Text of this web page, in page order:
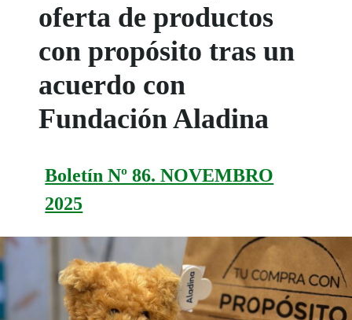
oferta de productos
con propósito tras un
acuerdo con
Fundación Aladina
Boletín Nº 86. NOVEMBRO
2025